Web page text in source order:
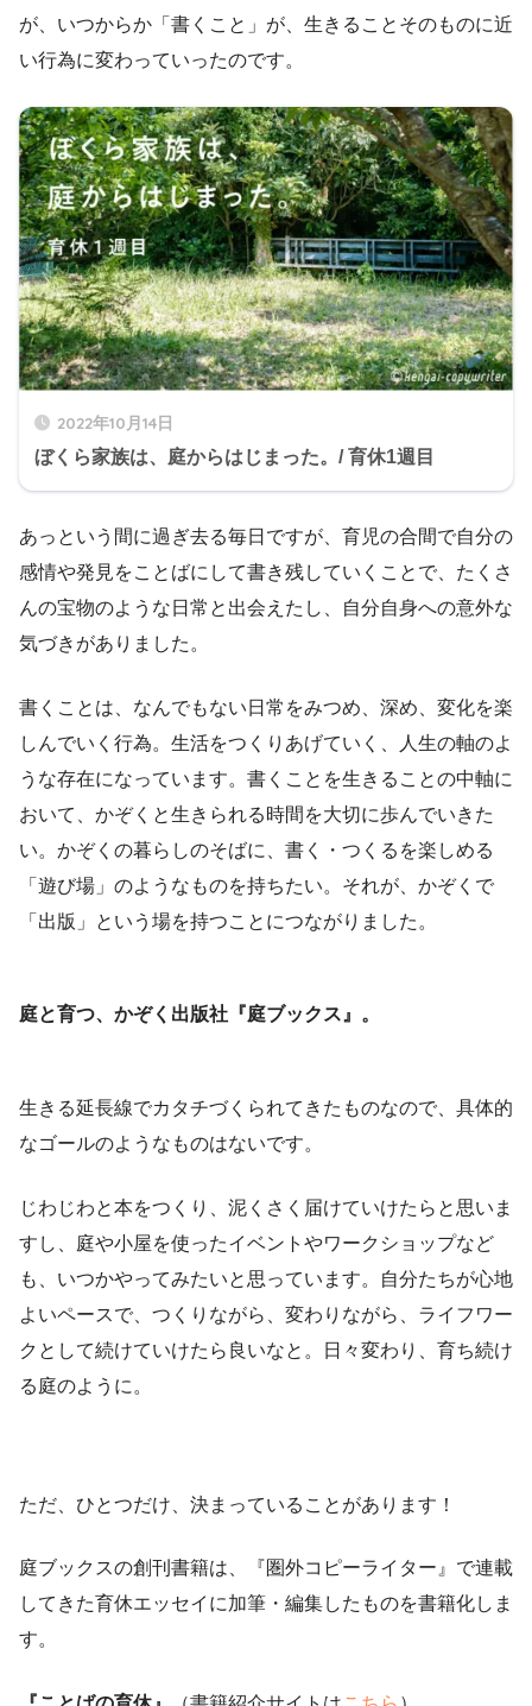
が、いつからか「書くこと」が、生きることそのものに近
い行為に変わっていったのです。
2022年10月14日
ぼくら家族は、庭からはじまった。/ 育休1週目
あっという間に過ぎ去る毎日ですが、育児の合間で自分の
感情や発見をことばにして書き残していくことで、たくさ
んの宝物のような日常と出会えたし、自分自身への意外な
気づきがありました。
書くことは、なんでもない日常をみつめ、深め、変化を楽
しんでいく行為。生活をつくりあげていく、人生の軸のよ
うな存在になっています。書くことを生きることの中軸に
おいて、かぞくと生きられる時間を大切に歩んでいきた
い。かぞくの暮らしのそばに、書く・つくるを楽しめる
「遊び場」のようなものを持ちたい。それが、かぞくで
「出版」という場を持つことにつながりました。
庭と育つ、かぞく出版社『庭ブックス』。
生きる延長線でカタチづくられてきたものなので、具体的
なゴールのようなものはないです。
じわじわと本をつくり、泥くさく届けていけたらと思いま
すし、庭や小屋を使ったイベントやワークショップなど
も、いつかやってみたいと思っています。自分たちが心地
よいペースで、つくりながら、変わりながら、ライフワー
クとして続けていけたら良いなと。日々変わり、育ち続け
る庭のように。
ただ、ひとつだけ、決まっていることがあります！
庭ブックスの創刊書籍は、『圏外コピーライター』で連載
してきた育休エッセイに加筆・編集したものを書籍化しま
す。